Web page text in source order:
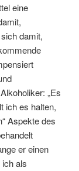
eine
damit,
„Es
ich es halten,
Aspekte des
er einen
als